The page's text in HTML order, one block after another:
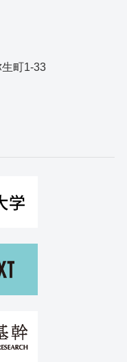
町1-33